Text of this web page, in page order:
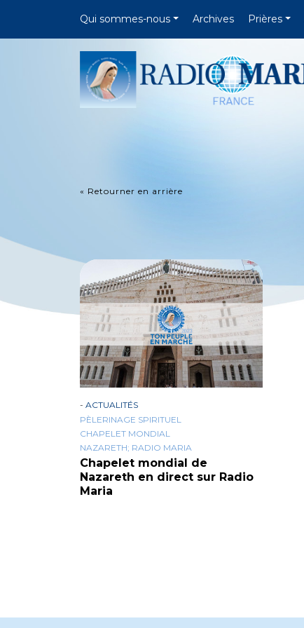
Qui sommes-nous Archives Prières
« Retourner en arrière
- ACTUALITÉS
PÈLERINAGE SPIRITUEL
CHAPELET MONDIAL
NAZARETH; RADIO MARIA
Chapelet mondial de
Nazareth en direct sur Radio
Maria